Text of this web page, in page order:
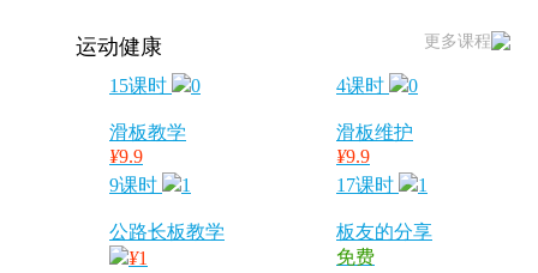
更多课程
运动健康
15课时 0
滑板教学
¥9.9
4课时 0
滑板维护
¥9.9
9课时
1
公路长板教学
¥1
17课时 1
板友的分享
免费